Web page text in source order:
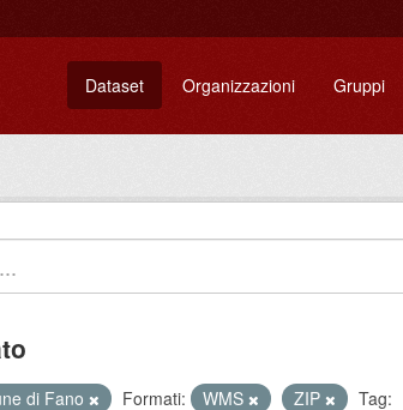
Dataset Organizzazioni Gruppi
di Fano Formati: WMS ZIP
Tag: